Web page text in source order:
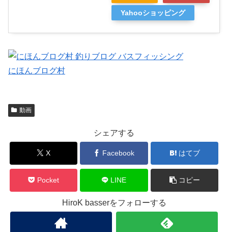
Yahooショッピング
にほんブログ村
動画
シェアする
X Facebook はてブ
Pocket LINE コピー
HiroK basserをフォローする